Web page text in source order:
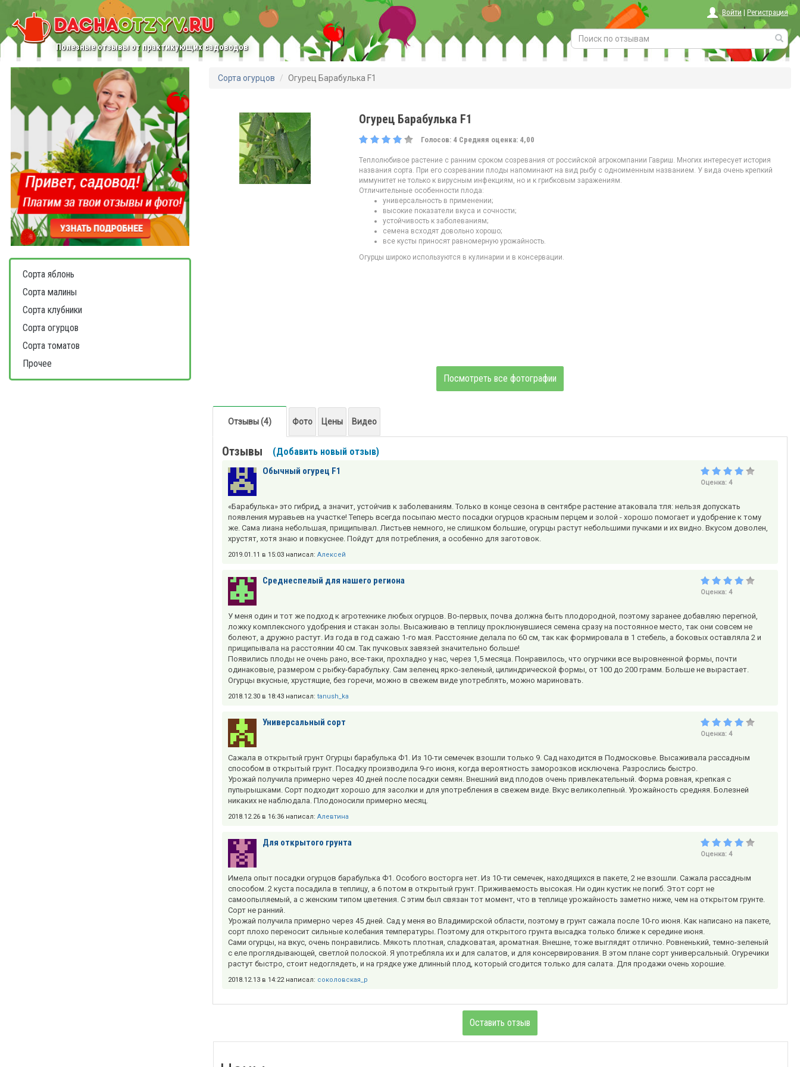
Полезные отзывы от практикующих садоводов
Войти | Регистрация
Сорта яблонь
Сорта малины
Сорта клубники
Сорта огурцов
Сорта томатов
Прочее
Сорта огурцов Огурец Барабулька F1
Огурец Барабулька F1
Голосов: 4 Средняя оценка: 4,00
Теплолюбивое растение с ранним сроком созревания от российской агрокомпании Гавриш. Многих интересует история
названия сорта. При его созревании плоды напоминают на вид рыбу с одноименным названием. У вида очень крепкий
иммунитет не только к вирусным инфекциям, но и к грибковым заражениям.
Отличительные особенности плода:
универсальность в применении;
высокие показатели вкуса и сочности;
устойчивость к заболеваниям;
семена всходят довольно хорошо;
все кусты приносят равномерную урожайность.
Огурцы широко используются в кулинарии и в консервации.
Посмотреть все фотографии
Отзывы (4) Фото Цены Видео
Отзывы (Добавить новый отзыв)
Обычный огурец F1
Оценка: 4
«Барабулька» это гибрид, а значит, устойчив к заболеваниям. Только в конце сезона в сентябре растение атаковала тля: нельзя допускать
появления муравьев на участке! Теперь всегда посыпаю место посадки огурцов красным перцем и золой - хорошо помогает и удобрение к тому
же. Сама лиана небольшая, прищипывал. Листьев немного, не слишком большие, огурцы растут небольшими пучками и их видно. Вкусом доволен,
хрустят, хотя знаю и повкуснее. Пойдут для потребления, а особенно для заготовок.
2019.01.11 в 15:03 написал: Алексей
Среднеспелый для нашего региона
Оценка: 4
У меня один и тот же подход к агротехнике любых огурцов. Во-первых, почва должна быть плодородной, поэтому заранее добавляю перегной,
ложку комплексного удобрения и стакан золы. Высаживаю в теплицу проклюнувшиеся семена сразу на постоянное место, так они совсем не
болеют, а дружно растут. Из года в год сажаю 1-го мая. Расстояние делала по 60 см, так как формировала в 1 стебель, а боковых оставляла 2 и
прищипывала на расстоянии 40 см. Так пучковых завязей значительно больше!
Появились плоды не очень рано, все-таки, прохладно у нас, через 1,5 месяца. Понравилось, что огурчики все выровненной формы, почти
одинаковые, размером с рыбку-барабульку. Сам зеленец ярко-зеленый, цилиндрической формы, от 100 до 200 грамм. Больше не вырастает.
Огурцы вкусные, хрустящие, без горечи, можно в свежем виде употреблять, можно мариновать.
2018.12.30 в 18:43 написал: tanush_ka
Универсальный сорт
Оценка: 4
Сажала в открытый грунт Огурцы барабулька Ф1. Из 10-ти семечек взошли только 9. Сад находится в Подмосковье. Высаживала рассадным
способом в открытый грунт. Посадку производила 9-го июня, когда вероятность заморозков исключена. Разрослись быстро.
Урожай получила примерно через 40 дней после посадки семян. Внешний вид плодов очень привлекательный. Форма ровная, крепкая с
пупырышками. Сорт подходит хорошо для засолки и для употребления в свежем виде. Вкус великолепный. Урожайность средняя. Болезней
никаких не наблюдала. Плодоносили примерно месяц.
2018.12.26 в 16:36 написал: Алевтина
Для открытого грунта
Оценка: 4
Имела опыт посадки огурцов барабулька Ф1. Особого восторга нет. Из 10-ти семечек, находящихся в пакете, 2 не взошли. Сажала рассадным
способом. 2 куста посадила в теплицу, а 6 потом в открытый грунт. Приживаемость высокая. Ни один кустик не погиб. Этот сорт не
самоопыляемый, а с женским типом цветения. С этим был связан тот момент, что в теплице урожайность заметно ниже, чем на открытом грунте.
Сорт не ранний.
Урожай получила примерно через 45 дней. Сад у меня во Владимирской области, поэтому в грунт сажала после 10-го июня. Как написано на пакете,
сорт плохо переносит сильные колебания температуры. Поэтому для открытого грунта высадка только ближе к середине июня.
Сами огурцы, на вкус, очень понравились. Мякоть плотная, сладковатая, ароматная. Внешне, тоже выглядят отлично. Ровненький, темно-зеленый
с еле проглядывающей, светлой полоской. Я употребляла их и для салатов, и для консервирования. В этом плане сорт универсальный. Огуречики
растут быстро, стоит недоглядеть, и на грядке уже длинный плод, который сгодится только для салата. Для продажи очень хорошие.
2018.12.13 в 14:22 написал: соколовская_р
Оставить отзыв